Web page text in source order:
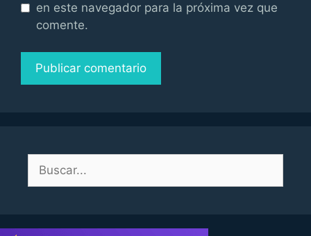
en este navegador para la próxima vez que
comente.